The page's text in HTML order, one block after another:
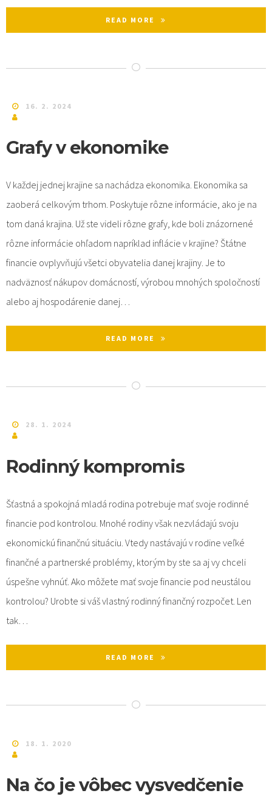
READ MORE
16. 2. 2024
Grafy v ekonomike
V každej jednej krajine sa nachádza ekonomika. Ekonomika sa
zaoberá celkovým trhom. Poskytuje rôzne informácie, ako je na
tom daná krajina. Už ste videli rôzne grafy, kde boli znázornené
rôzne informácie ohľadom napríklad inflácie v krajine? Štátne
financie ovplyvňujú všetci obyvatelia danej krajiny. Je to
nadväznosť nákupov domácností, výrobou mnohých spoločností
alebo aj hospodárenie danej…
READ MORE
28. 1. 2024
Rodinný kompromis
Šťastná a spokojná mladá rodina potrebuje mať svoje rodinné
financie pod kontrolou. Mnohé rodiny však nezvládajú svoju
ekonomickú finančnú situáciu. Vtedy nastávajú v rodine veľké
finančné a partnerské problémy, ktorým by ste sa aj vy chceli
úspešne vyhnúť. Ako môžete mať svoje financie pod neustálou
kontrolou? Urobte si váš vlastný rodinný finančný rozpočet. Len
tak…
READ MORE
18. 1. 2020
Na čo je vôbec vysvedčenie